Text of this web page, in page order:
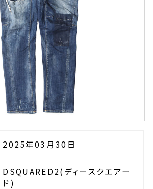
2025年03月30日
DSQUARED2(ディースクエアー
ド)